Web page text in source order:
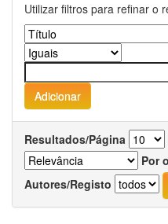
Utilizar filtros para refinar o
Resultados/Página
Por
Autores/Registo